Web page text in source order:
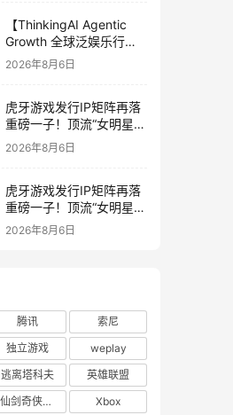
【ThinkingAI Agentic
Growth 全球泛娱乐行业
峰会】Agent 时代，人到
2026年8月6日
虎牙游戏发行IP矩阵再落
重磅一子！顶流“女明星”
ZANMANG LOOPY 正版
3D消除手游《消消奇遇》
2026年8月6日
虎牙游戏发行IP矩阵再落
重磅一子！顶流“女明星”
ZANMANG LOOPY 正版
2026年8月6日
腾讯
索尼
独立游戏
weplay
逃离塔科夫
英雄联盟
仙剑奇侠传四 Xbox